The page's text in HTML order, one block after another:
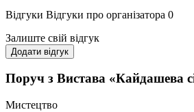
Відгуки Відгуки про організатора 0
Залиште свій відгук
Додати відгук
Поруч з Вистава «Кайдашева
Мистецтво